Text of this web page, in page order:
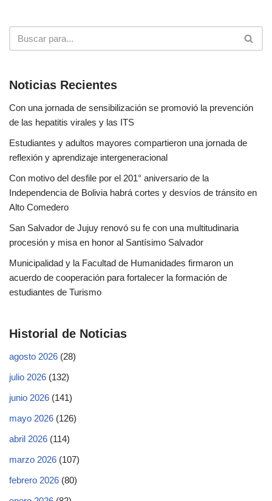
Noticias Recientes
Con una jornada de sensibilización se promovió la prevención
de las hepatitis virales y las ITS
Estudiantes y adultos mayores compartieron una jornada de
reflexión y aprendizaje intergeneracional
Con motivo del desfile por el 201° aniversario de la
Independencia de Bolivia habrá cortes y desvíos de tránsito en
Alto Comedero
San Salvador de Jujuy renovó su fe con una multitudinaria
procesión y misa en honor al Santísimo Salvador
Municipalidad y la Facultad de Humanidades firmaron un
acuerdo de cooperación para fortalecer la formación de
estudiantes de Turismo
Historial de Noticias
agosto 2026 (28)
julio 2026 (132)
junio 2026 (141)
mayo 2026 (126)
abril 2026 (114)
marzo 2026 (107)
febrero 2026 (80)